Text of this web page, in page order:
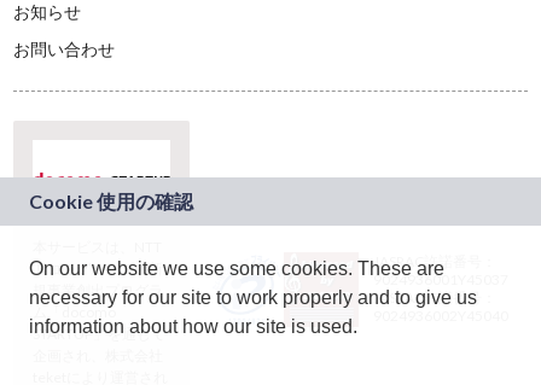
お知らせ
お問い合わせ
ドコモグループの新
規事業創出プログラ
ム「docomo
STARTUP」を通じて
JASRAC許諾番号：
9024936001Y45037
JASRAC許諾番号：
On our website we use some cookies. These are
necessary for our site to work properly and to give us
information about how our site is used.